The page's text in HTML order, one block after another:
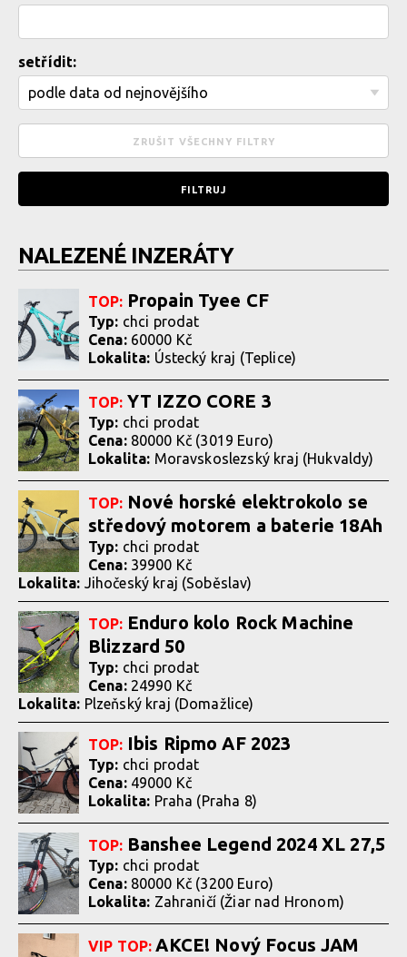
setřídit:
NALEZENÉ INZERÁTY
TOP: Propain Tyee CF
Typ: chci prodat
Cena: 60000 Kč
Lokalita: Ústecký kraj (Teplice)
TOP: YT IZZO CORE 3
Typ: chci prodat
Cena: 80000 Kč (3019 Euro)
Lokalita: Moravskoslezský kraj (Hukvaldy)
TOP: Nové horské elektrokolo se
středový motorem a baterie 18Ah
Typ: chci prodat
Cena: 39900 Kč
Lokalita: Jihočeský kraj (Soběslav)
TOP: Enduro kolo Rock Machine
Blizzard 50
Typ: chci prodat
Cena: 24990 Kč
Lokalita: Plzeňský kraj (Domažlice)
TOP: Ibis Ripmo AF 2023
Typ: chci prodat
Cena: 49000 Kč
Lokalita: Praha (Praha 8)
TOP: Banshee Legend 2024 XL 27,5
Typ: chci prodat
Cena: 80000 Kč (3200 Euro)
Lokalita: Zahraničí (Žiar nad Hronom)
VIP TOP: AKCE! Nový Focus JAM